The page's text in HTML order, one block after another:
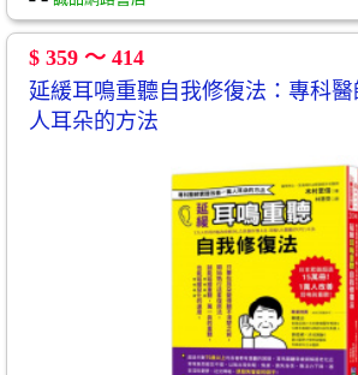
$ 359 ～ 414
延緩耳鳴重聽自我修復法：專科
人耳朵的方法